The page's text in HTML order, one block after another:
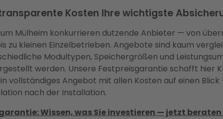
Kosten Ihre wichtigste
Mülheim konkurrieren dutzende Anbieter — von
zu kleinen Einzelbetrieben. Angebote sind kaum
Modultypen, Speichergrößen und
werden. Unsere Festpreisgarantie schafft hier
vollständiges Angebot mit allen Kosten auf einen
nach der Installation.
Wissen, was Sie investieren — jetzt beraten